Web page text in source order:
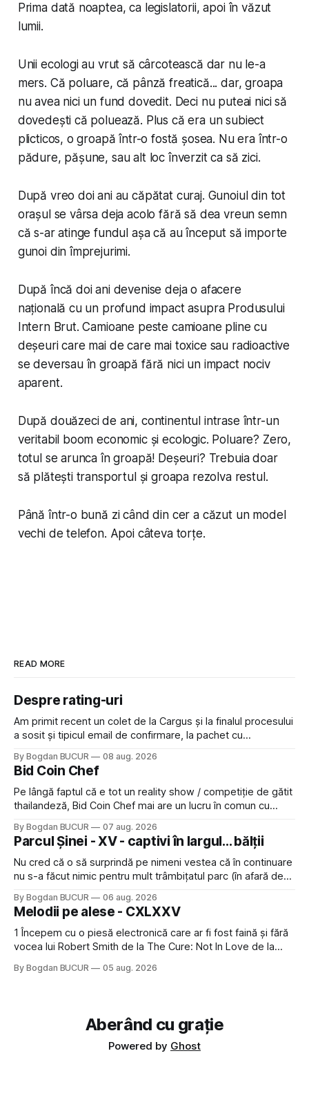
Prima dată noaptea, ca legislatorii, apoi în văzut
lumii.
Unii ecologi au vrut să cârcotească dar nu le-a
mers. Că poluare, că pânză freatică... dar, groapa
nu avea nici un fund dovedit. Deci nu puteai nici să
dovedești că poluează. Plus că era un subiect
plicticos, o groapă într-o fostă șosea. Nu era într-o
pădure, pășune, sau alt loc înverzit ca să zici.
După vreo doi ani au căpătat curaj. Gunoiul din tot
orașul se vârsa deja acolo fără să dea vreun semn
că s-ar atinge fundul așa că au început să importe
gunoi din împrejurimi.
După încă doi ani devenise deja o afacere
națională cu un profund impact asupra Produsului
Intern Brut. Camioane peste camioane pline cu
deșeuri care mai de care mai toxice sau radioactive
se deversau în groapă fără nici un impact nociv
aparent.
După douăzeci de ani, continentul intrase într-un
veritabil boom economic și ecologic. Poluare? Zero,
totul se arunca în groapă! Deșeuri? Trebuia doar
să plătești transportul și groapa rezolva restul.
Până într-o bună zi când din cer a căzut un model
vechi de telefon. Apoi câteva torțe.
READ MORE
Despre rating-uri
Am primit recent un colet de la Cargus și la finalul procesului
a sosit și tipicul email de confirmare, la pachet cu
feedback-ului și eram în toate bune, de data asta am dat
click să le las un rating. Un 5
By Bogdan BUCUR 08 aug. 2026
Bid Coin Chef
Pe lângă faptul că e tot un reality show / competiție de gătit
thailandeză, Bid Coin Chef mai are un lucru în comun cu
lăsat rece la prima vedere, după care m-a făcut să mă
îndrăgostesc de el. Nu mi-a plăcut faptul
By Bogdan BUCUR 07 aug. 2026
Parcul Șinei - XV - captivi în largul... bălții
Nu cred că o să surprindă pe nimeni vestea că în continuare
nu s-a făcut nimic pentru mult trâmbițatul parc (în afară de
timp pui și latră prin gard la lumea care trece prin zonă). Am
avut, în schimb, o belea
By Bogdan BUCUR 06 aug. 2026
Melodii pe alese - CXLXXV
1 Începem cu o piesă electronică care ar fi fost faină și fără
vocea lui Robert Smith de la The Cure: Not In Love de la
a dovedit că jumătatea masculină a acelui duo era cam
By Bogdan BUCUR 05 aug. 2026
Aberând cu grație
Powered by Ghost